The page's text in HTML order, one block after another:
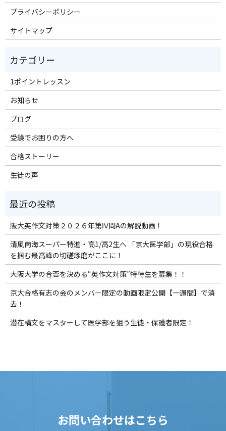
プライバシーポリシー
サイトマップ
1ポイントレッスン
お知らせ
ブログ
受験でお困りの方へ
合格ストーリー
生徒の声
阪大英作文対策２０２６年第Ⅳ問Aの解説動画！
清風南海スーパー特進・高1/高2生へ 「京大医学部」の現役合格
を掴む最高峰の切磋琢磨がここに！
大阪大学の合否を決める“英作文対策”特待生を募集！！
京大合格有志の会のメンバー限定の動画限定公開【一週間】で消
去！
潜在構文をマスターして医学部を狙う生徒・保護者限定！
お問い合わせはこちら